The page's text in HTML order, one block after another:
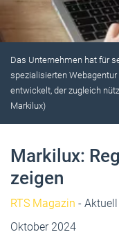
Das Unternehmen hat für
spezialisierten
entwickelt, der zugleich
Markilux)
Markilux:
zeigen
RTS Magazin - Aktuell
Oktober 2024